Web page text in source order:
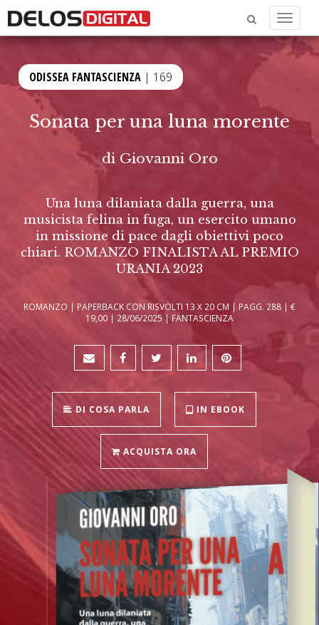
Menu
ODISSEA FANTASCIENZA | 169
Sonata per una luna morente
di Giovanni Oro
Una luna dilaniata dalla guerra, una
musicista felina in fuga, un esercito umano
in missione di pace dagli obiettivi poco
chiari. ROMANZO FINALISTA AL PREMIO
URANIA 2023
ROMANZO | PAPERBACK CON RISVOLTI 13 X 20 CM | PAGG. 288 | €
19,00 | 28/06/2025 | FANTASCIENZA
DI COSA PARLA IN EBOOK
ACQUISTA ORA